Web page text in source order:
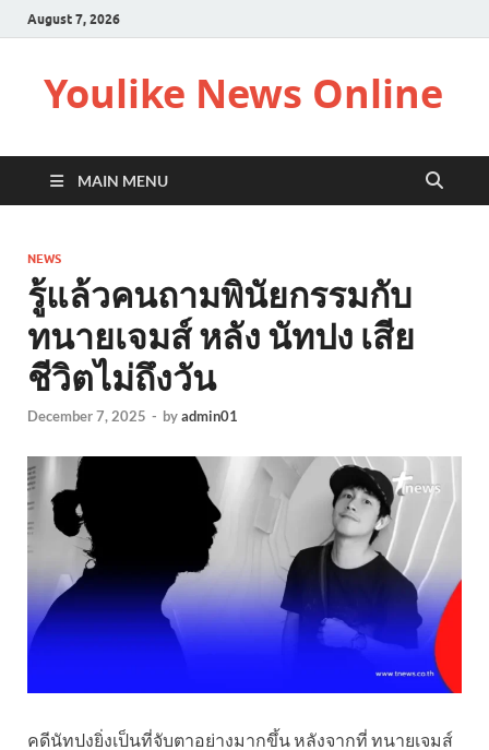
August 7, 2026
Youlike News Online
MAIN MENU
NEWS
รู้แล้วคนถามพินัยกรรมกับ
ทนายเจมส์ หลัง นัทปง เสีย
ชีวิตไม่ถึงวัน
December 7, 2025 - byadmin01
คดีนัทปงยิ่งเป็นที่จับตาอย่างมากขึ้น หลังจากที่ ทนายเจมส์